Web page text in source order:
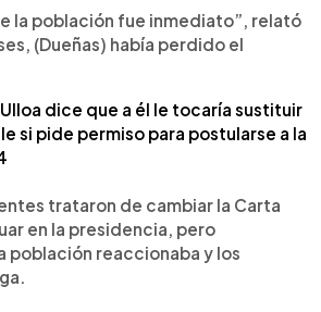
la población fue inmediato”, relató
(Dueñas) había perdido el
dice que a él le tocaría sustituir
si pide permiso para postularse a la
trataron de cambiar la Carta
en la presidencia, pero
población reaccionaba y los